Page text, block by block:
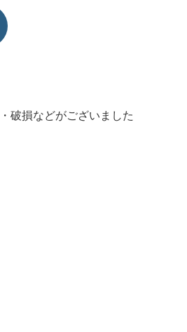
破損などがございました